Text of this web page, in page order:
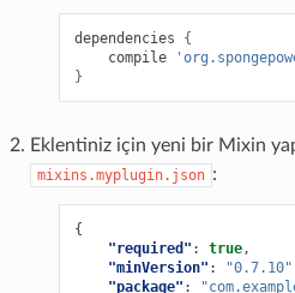
dependencies
{
compile
}
Eklentiniz için yeni bir Mixin
mixins.myplugin.json :
{
"required" : true,
"minVersion" : "0.7.10"
"package" :